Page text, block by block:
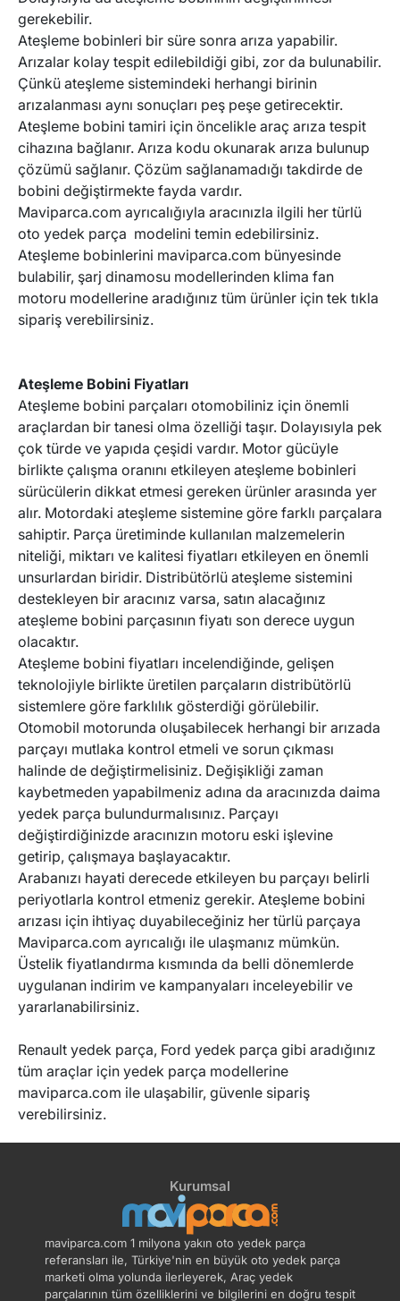
gerekebilir.
Ateşleme bobinleri bir süre sonra arıza yapabilir.
Arızalar kolay tespit edilebildiği gibi, zor da bulunabilir.
Çünkü ateşleme sistemindeki herhangi birinin
arızalanması aynı sonuçları peş peşe getirecektir.
Ateşleme bobini tamiri için öncelikle araç arıza tespit
cihazına bağlanır. Arıza kodu okunarak arıza bulunup
çözümü sağlanır. Çözüm sağlanamadığı takdirde de
bobini değiştirmekte fayda vardır.
Maviparca.com ayrıcalığıyla aracınızla ilgili her türlü
oto yedek parça modelini temin edebilirsiniz.
Ateşleme bobinlerini maviparca.com bünyesinde
bulabilir, şarj dinamosu modellerinden klima fan
motoru modellerine aradığınız tüm ürünler için tek tıkla
sipariş verebilirsiniz.
Ateşleme Bobini Fiyatları
Ateşleme bobini parçaları otomobiliniz için önemli
araçlardan bir tanesi olma özelliği taşır. Dolayısıyla pek
çok türde ve yapıda çeşidi vardır. Motor gücüyle
birlikte çalışma oranını etkileyen ateşleme bobinleri
sürücülerin dikkat etmesi gereken ürünler arasında yer
alır. Motordaki ateşleme sistemine göre farklı parçalara
sahiptir. Parça üretiminde kullanılan malzemelerin
niteliği, miktarı ve kalitesi fiyatları etkileyen en önemli
unsurlardan biridir. Distribütörlü ateşleme sistemini
destekleyen bir aracınız varsa, satın alacağınız
ateşleme bobini parçasının fiyatı son derece uygun
olacaktır.
Ateşleme bobini fiyatları incelendiğinde, gelişen
teknolojiyle birlikte üretilen parçaların distribütörlü
sistemlere göre farklılık gösterdiği görülebilir.
Otomobil motorunda oluşabilecek herhangi bir arızada
parçayı mutlaka kontrol etmeli ve sorun çıkması
halinde de değiştirmelisiniz. Değişikliği zaman
kaybetmeden yapabilmeniz adına da aracınızda daima
yedek parça bulundurmalısınız. Parçayı
değiştirdiğinizde aracınızın motoru eski işlevine
getirip, çalışmaya başlayacaktır.
Arabanızı hayati derecede etkileyen bu parçayı belirli
periyotlarla kontrol etmeniz gerekir. Ateşleme bobini
arızası için ihtiyaç duyabileceğiniz her türlü parçaya
Maviparca.com ayrıcalığı ile ulaşmanız mümkün.
Üstelik fiyatlandırma kısmında da belli dönemlerde
uygulanan indirim ve kampanyaları inceleyebilir ve
yararlanabilirsiniz.
Renault yedek parça, Ford yedek parça gibi aradığınız
tüm araçlar için yedek parça modellerine
maviparca.com ile ulaşabilir, güvenle sipariş
verebilirsiniz.
Kurumsal
maviparca.com 1 milyona yakın oto yedek parça
referansları ile, Türkiye'nin en büyük oto yedek parça
marketi olma yolunda ilerleyerek, Araç yedek
parçalarının tüm özelliklerini ve bilgilerini en doğru tespit